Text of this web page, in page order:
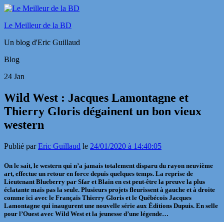
Le Meilleur de la BD
Un blog d'Eric Guillaud
Blog
24 Jan
Wild West : Jacques Lamontagne et
Thierry Gloris dégainent un bon vieux
western
Publié parEric Guillaud le 24/01/2020 à 14:40:05
On le sait, le western qui n’a jamais totalement disparu du rayon neuvième
art, effectue un retour en force depuis quelques temps. La reprise de
Lieutenant Blueberry par Sfar et Blain en est peut-être la preuve la plus
éclatante mais pas la seule. Plusieurs projets fleurissent à gauche et à droite
comme ici avec le Français Thierry Gloris et le Québécois Jacques
Lamontagne qui inaugurent une nouvelle série aux Éditions Dupuis. En selle
pour l’Ouest avec Wild West et la jeunesse d’une légende…